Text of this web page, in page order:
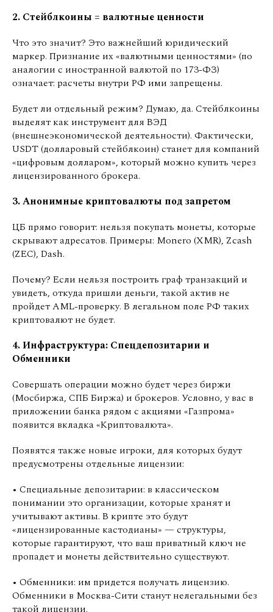
2. Стейблкоины = валютные ценности
Что это значит? Это важнейший юридический
маркер. Признание их «валютными ценностями» (по
аналогии с иностранной валютой по 173-ФЗ)
означает: расчеты внутри РФ ими запрещены.
Будет ли отдельный режим? Думаю, да. Стейблкоины
выделят как инструмент для ВЭД
(внешнеэкономической деятельности). Фактически,
USDT (долларовый стейблкоин) станет для компаний
«цифровым долларом», который можно купить через
лицензированного брокера.
3. Анонимные криптовалюты под запретом
ЦБ прямо говорит: нельзя покупать монеты, которые
скрывают адресатов. Примеры: Monero (XMR), Zcash
(ZEC), Dash.
Почему? Если нельзя построить граф транзакций и
увидеть, откуда пришли деньги, такой актив не
пройдет AML-проверку. В легальном поле РФ таких
криптовалют не будет.
4. Инфраструктура: Спецдепозитарии и
Обменники
Совершать операции можно будет через биржи
(Мосбиржа, СПБ Биржа) и брокеров. Условно, у вас в
приложении банка рядом с акциями «Газпрома»
появится вкладка «Криптовалюта».
Появятся также новые игроки, для которых будут
предусмотрены отдельные лицензии:
• Специальные депозитарии: в классическом
понимании это организации, которые хранят и
учитывают активы. В крипте это будут
«лицензированные кастодианы» — структуры,
которые гарантируют, что ваш приватный ключ не
пропадет и монеты действительно существуют.
• Обменники: им придется получать лицензию.
Обменники в Москва-Сити станут нелегальными без
такой лицензии.